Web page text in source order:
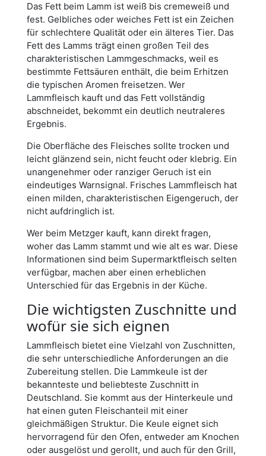
Das Fett beim Lamm ist weiß bis cremeweiß und
fest. Gelbliches oder weiches Fett ist ein Zeichen
für schlechtere Qualität oder ein älteres Tier. Das
Fett des Lamms trägt einen großen Teil des
charakteristischen Lammgeschmacks, weil es
bestimmte Fettsäuren enthält, die beim Erhitzen
die typischen Aromen freisetzen. Wer
Lammfleisch kauft und das Fett vollständig
abschneidet, bekommt ein deutlich neutraleres
Ergebnis.
Die Oberfläche des Fleisches sollte trocken und
leicht glänzend sein, nicht feucht oder klebrig. Ein
unangenehmer oder ranziger Geruch ist ein
eindeutiges Warnsignal. Frisches Lammfleisch hat
einen milden, charakteristischen Eigengeruch, der
nicht aufdringlich ist.
Wer beim Metzger kauft, kann direkt fragen,
woher das Lamm stammt und wie alt es war. Diese
Informationen sind beim Supermarktfleisch selten
verfügbar, machen aber einen erheblichen
Unterschied für das Ergebnis in der Küche.
Die wichtigsten Zuschnitte und
wofür sie sich eignen
Lammfleisch bietet eine Vielzahl von Zuschnitten,
die sehr unterschiedliche Anforderungen an die
Zubereitung stellen. Die Lammkeule ist der
bekannteste und beliebteste Zuschnitt in
Deutschland. Sie kommt aus der Hinterkeule und
hat einen guten Fleischanteil mit einer
gleichmäßigen Struktur. Die Keule eignet sich
hervorragend für den Ofen, entweder am Knochen
oder ausgelöst und gerollt, und auch für den Grill,